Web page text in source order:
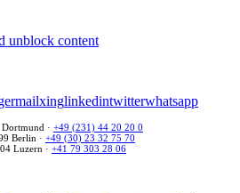
unblock content
mailxinglinkedintwitterwhatsapp
· +49 (231) 44 20 20 0
Berlin · +49 (30) 23 32 75 70
Luzern · +41 79 303 28 06